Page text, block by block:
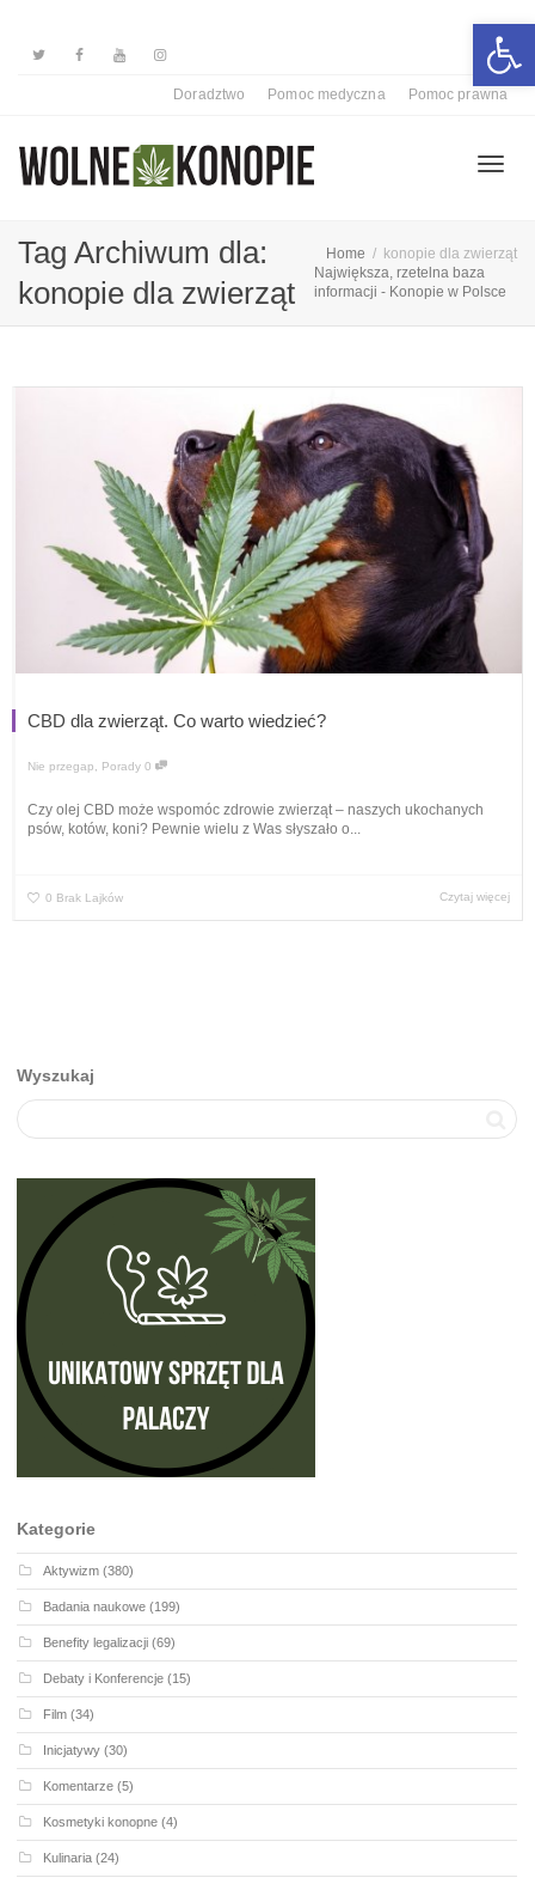
Doradztwo Pomoc medyczna Pomoc prawna
Tag Archiwum dla:
konopie dla zwierząt
Home
konopie dla zwierząt
Największa, rzetelna baza
informacji - Konopie w Polsce
CBD dla zwierząt. Co warto wiedzieć?
Nie przegap Porady 0
Czy olej CBD może wspomóc zdrowie zwierząt – naszych ukochanych
psów, kotów, koni? Pewnie wielu z Was słyszało o...
0 Brak Lajków Czytaj więcej
Wyszukaj
Kategorie
Aktywizm (380)
Badania naukowe (199)
Benefity legalizacji (69)
Debaty i Konferencje (15)
Film (34)
Inicjatywy (30)
Komentarze (5)
Kosmetyki konopne (4)
Kulinaria (24)